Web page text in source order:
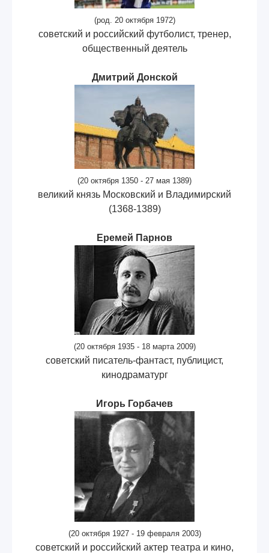
(род. 20 октября 1972)
советский и российский футболист, тренер,
общественный деятель
Дмитрий Донской
(20 октября 1350 - 27 мая 1389)
великий князь Московский и Владимирский
(1368-1389)
Еремей Парнов
(20 октября 1935 - 18 марта 2009)
советский писатель-фантаст, публицист,
кинодраматург
Игорь Горбачев
(20 октября 1927 - 19 февраля 2003)
советский и российский актер театра и кино,